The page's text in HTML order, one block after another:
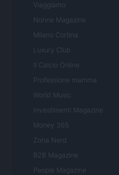
Viaggiamo
Nonne Magazine
Milano Cortina
Luxury Club
Il Calcio Online
Professione mamma
World Music
Investimenti Magazine
Money 365
Zona Nerd
B2B Magazine
People Magazine